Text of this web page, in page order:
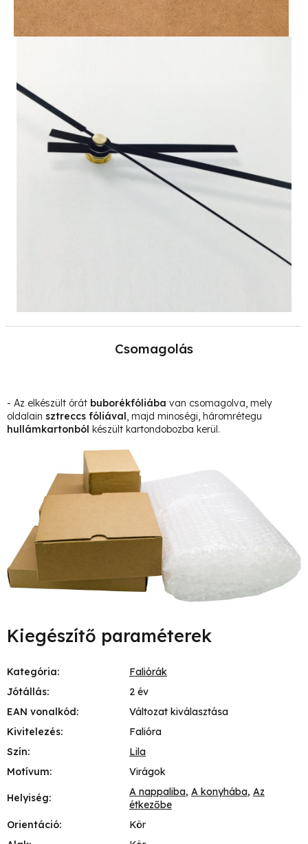
Csomagolás
- Az elkészült órát buborékfóliába van csomagolva, mely
oldalain sztreccs fóliával, majd minoségi, háromrétegu
hullámkartonból készült kartondobozba kerül.
Kiegészítő paraméterek
Kategória:
Faliórák
Jótállás:
2 év
EAN vonalkód:
Változat kiválasztása
Kivitelezés:
Falióra
Szín:
Lila
Motívum: Virágok
Helyiség: A nappaliba, A konyhába, Az
étkezőbe
Orientáció:
Kör